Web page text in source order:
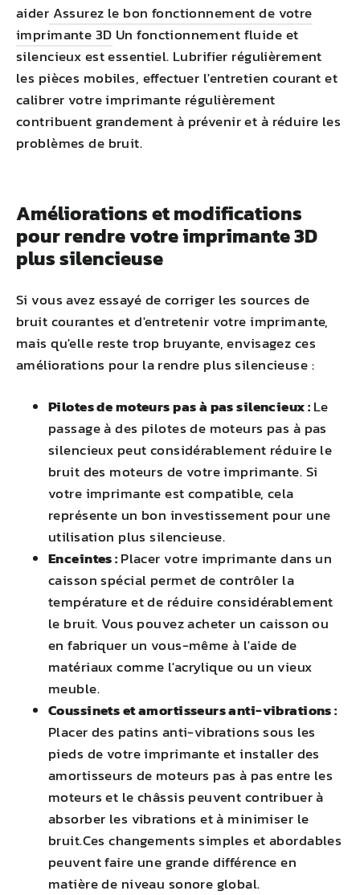
aider Assurez le bon fonctionnement de votre
imprimante 3D Un fonctionnement fluide et
silencieux est essentiel. Lubrifier régulièrement
les pièces mobiles, effectuer l'entretien courant et
calibrer votre imprimante régulièrement
contribuent grandement à prévenir et à réduire les
problèmes de bruit.
Améliorations et modifications
pour rendre votre imprimante 3D
plus silencieuse
Si vous avez essayé de corriger les sources de
bruit courantes et d'entretenir votre imprimante,
mais qu'elle reste trop bruyante, envisagez ces
améliorations pour la rendre plus silencieuse :
Pilotes de moteurs pas à pas silencieux :Le
passage à des pilotes de moteurs pas à pas
silencieux peut considérablement réduire le
bruit des moteurs de votre imprimante. Si
votre imprimante est compatible, cela
représente un bon investissement pour une
utilisation plus silencieuse.
Enceintes :Placer votre imprimante dans un
caisson spécial permet de contrôler la
température et de réduire considérablement
le bruit. Vous pouvez acheter un caisson ou
en fabriquer un vous-même à l'aide de
matériaux comme l'acrylique ou un vieux
meuble.
Coussinets et amortisseurs anti-vibrations :
Placer des patins anti-vibrations sous les
pieds de votre imprimante et installer des
amortisseurs de moteurs pas à pas entre les
moteurs et le châssis peuvent contribuer à
absorber les vibrations et à minimiser le
bruit.Ces changements simples et abordables
peuvent faire une grande différence en
matière de niveau sonore global.